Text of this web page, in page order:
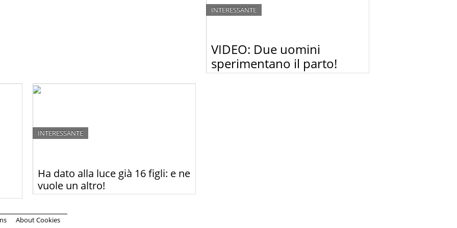
VIDEO: Due uomini
sperimentano il parto!
INTERESSANTE
Ha dato alla luce già 16 figli: e ne
vuole un altro!
INTERESSANTE
cibo si mangia in questa casa?
About Cookies